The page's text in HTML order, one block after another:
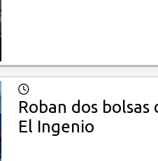
Roban dos
El Ingenio